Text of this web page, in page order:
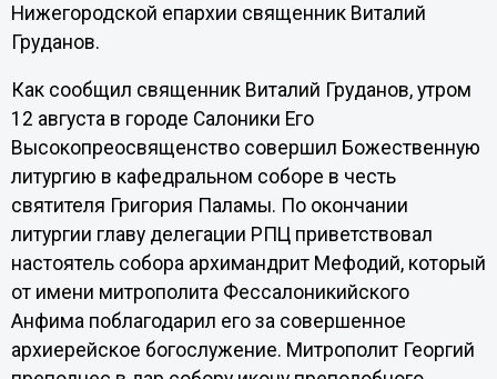
Нижегородской епархии священник Виталий
Груданов.
Как сообщил священник Виталий Груданов, утром
12 августа в городе Салоники Его
Высокопреосвященство совершил Божественную
литургию в кафедральном соборе в честь
святителя Григория Паламы. По окончании
литургии главу делегации РПЦ приветствовал
настоятель собора архимандрит Мефодий, который
от имени митрополита Фессалоникийского
Анфима поблагодарил его за совершенное
архиерейское богослужение. Митрополит Георгий